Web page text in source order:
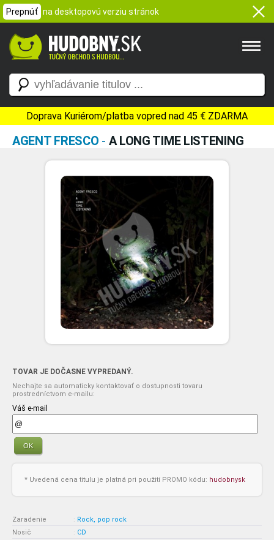
Prepnúť na desktopovú verziu stránok
Doprava Kuriérom/platba vopred nad 45 € ZDARMA
AGENT FRESCO - A LONG TIME LISTENING
TOVAR JE DOČASNE VYPREDANÝ.
Nechajte sa automaticky kontaktovať o dostupnosti tovaru
prostredníctvom e-mailu:
Váš e-mail
OK
* Uvedená cena titulu je platná pri použití PROMO kódu: hudobnysk
Zaradenie : Rock, pop rock
Nosič
: CD